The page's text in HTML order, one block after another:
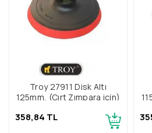
Troy 27911 Disk Altı
125mm, (Cırt Zımpara için)
358,84 TL